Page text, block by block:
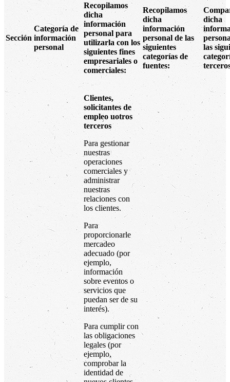
Sección
Categoría de
información
personal
Recopilamos
dicha
información
personal para
utilizarla con los
siguientes fines
empresariales o
comerciales:
Recopilamos
dicha
información
personal de las
siguientes
categorías de
fuentes:
dicha
las
Clientes,
solicitantes de
empleo uotros
terceros
Para gestionar
nuestras
operaciones
comerciales y
administrar
nuestras
relaciones con
los clientes.
Para
proporcionarle
mercadeo
adecuado (por
ejemplo,
información
sobre eventos o
servicios que
puedan ser de su
interés).
Para cumplir con
las obligaciones
legales (por
ejemplo,
comprobar la
identidad de